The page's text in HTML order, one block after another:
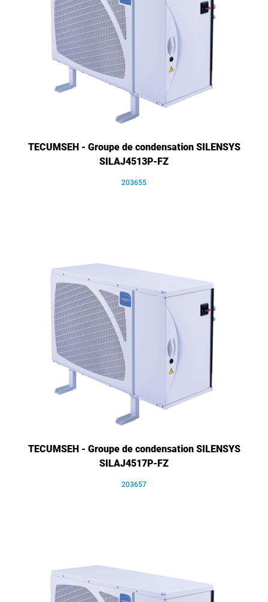
TECUMSEH - Groupe de condensation SILENSYS
SILAJ4513P-FZ
203655
TECUMSEH - Groupe de condensation SILENSYS
SILAJ4517P-FZ
203657